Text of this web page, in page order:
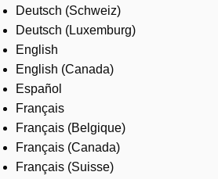
Where to buy
Contact us
Careers
Deutsch (Schweiz)
Deutsch (Luxemburg)
English
English (Canada)
Español
Français
Français (Belgique)
Français (Canada)
Français (Suisse)